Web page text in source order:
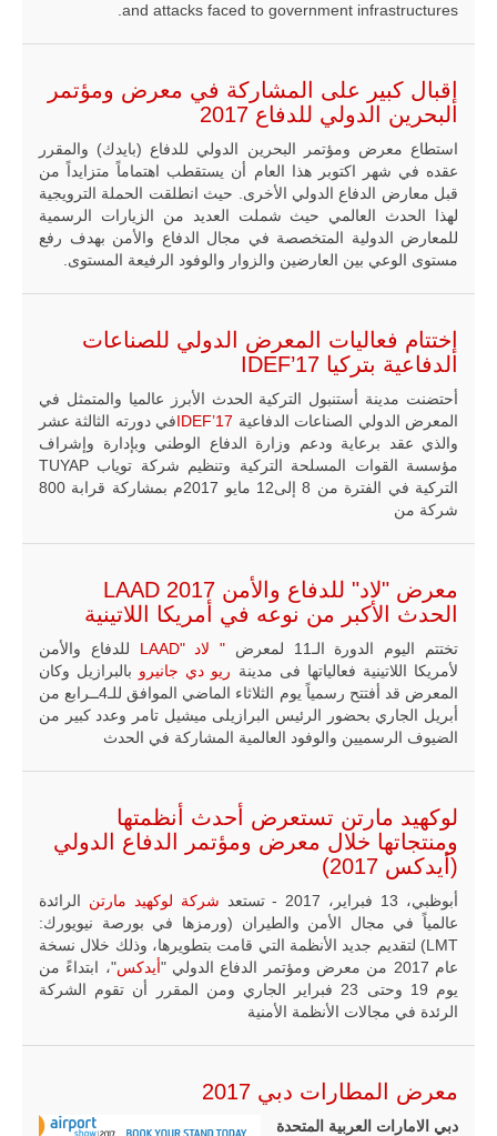
and attacks faced to government infrastructures.
إقبال كبير على المشاركة في معرض ومؤتمر
البحرين الدولي للدفاع 2017
استطاع معرض ومؤتمر البحرين الدولي للدفاع (بايدك) والمقرر
عقده في شهر اكتوبر هذا العام أن يستقطب اهتماماً متزايداً من
قبل معارض الدفاع الدولي الأخرى. حيث انطلقت الحملة الترويجية
لهذا الحدث العالمي حيث شملت العديد من الزيارات الرسمية
للمعارض الدولية المتخصصة في مجال الدفاع والأمن بهدف رفع
مستوى الوعي بين العارضين والزوار والوفود الرفيعة المستوى.
إختتام فعاليات المعرض الدولي للصناعات
الدفاعية بتركيا IDEF’17
أحتضنت مدينة أستنبول التركية الحدث الأبرز عالميا والمتمثل في
المعرض الدولي الصناعات الدفاعية
في دورته الثالثة عشر
والذي عقد برعاية ودعم وزارة الدفاع الوطني وبإدارة وإشراف
مؤسسة القوات المسلحة التركية وتنظيم شركة توياب TUYAP
التركية في الفترة من 8 إلى12 مايو 2017م بمشاركة قرابة 800
شركة من
معرض "لاد" للدفاع والأمن LAAD 2017
الحدث الأكبر من نوعه في أمريكا اللاتينية
تختتم اليوم الدورة الـ11 لمعرض " لاد "LAAD
للدفاع والأمن
لأمريكا اللاتينية فعالياتها فى مدينة ريو دي جانيرو بالبرازيل وكان
المعرض قد أفتتح رسمياً يوم الثلاثاء الماضي الموافق للـ4ــرابع من
أبريل الجاري بحضور الرئيس البرازيلى ميشيل تامر وعدد كبير من
الضيوف الرسميين والوفود العالمية المشاركة في الحدث
لوكهيد مارتن تستعرض أحدث أنظمتها
ومنتجاتها خلال معرض ومؤتمر الدفاع الدولي
(أيدكس 2017)
أبوظبي، 13 فبراير، 2017 - تستعد شركة لوكهيد مارتن الرائدة
عالمياً في مجال الأمن والطيران (ورمزها في بورصة نيويورك:
LMT) لتقديم جديد الأنظمة التي قامت بتطويرها، وذلك خلال نسخة
عام 2017 من معرض ومؤتمر الدفاع الدولي "
أيدكس"، ابتداءً من
يوم 19 وحتى 23 فبراير الجاري ومن المقرر أن تقوم الشركة
الرئدة في مجالات الأنظمة الأمنية
معرض المطارات دبي 2017
دبي الامارات العربية المتحدة